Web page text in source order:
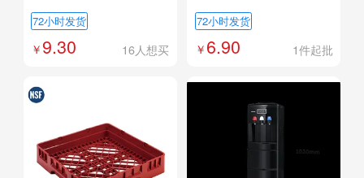
72小时发货
9.30 16人想买
72小时发货
6.90 1件起批